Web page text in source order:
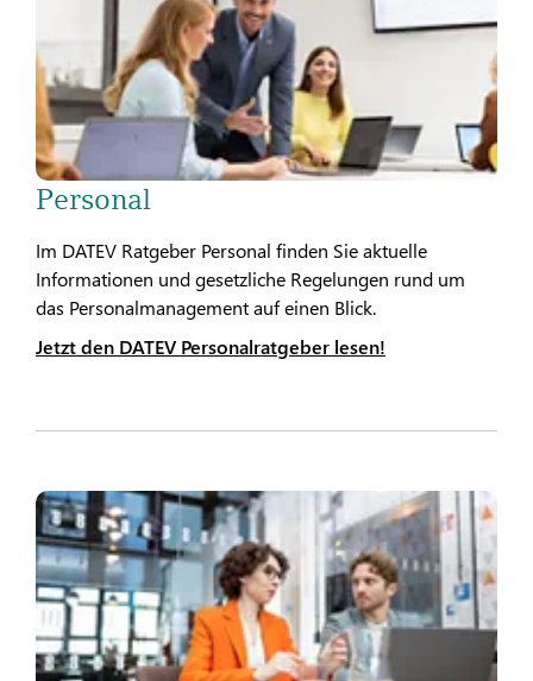
Personal
Im DATEV Ratgeber Personal finden Sie aktuelle
Informationen und gesetzliche Regelungen rund um
das Personalmanagement auf einen Blick.
Jetzt den DATEV Personalratgeber lesen!